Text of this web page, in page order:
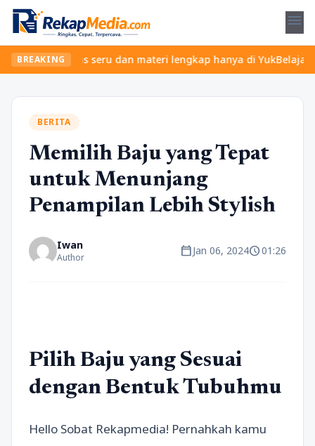
menu
BREAKING
kelas seru dan materi lengkap hanya di
BERITA
Memilih Baju yang Tepat
untuk Menunjang
Penampilan Lebih Stylish
Iwan
Author calendar_todayJan 06, 2024schedule01:26
Pilih Baju yang Sesuai
dengan Bentuk Tubuhmu
Hello Sobat Rekapmedia! Pernahkah kamu